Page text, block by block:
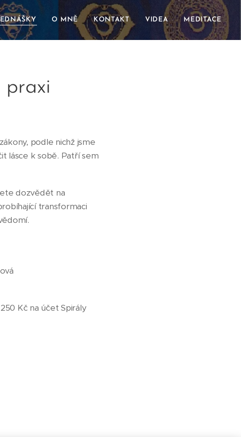
O MNĚ KONTAKT VIDEA MEDITACE
praxi
podle nichž jsme
lásce k sobě. Patří sem
dozvědět na
transformaci
Kč na účet Spirály